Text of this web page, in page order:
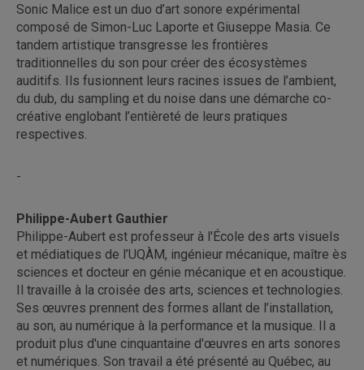
Sonic Malice est un duo d’art sonore expérimental
composé de Simon-Luc Laporte et Giuseppe Masia. Ce
tandem artistique transgresse les frontières
traditionnelles du son pour créer des écosystèmes
auditifs. Ils fusionnent leurs racines issues de l’ambient,
du dub, du sampling et du noise dans une démarche co-
créative englobant l’entièreté de leurs pratiques
respectives.
-
Philippe-Aubert Gauthier
Philippe-Aubert est professeur à l'École des arts visuels
et médiatiques de l’UQÀM, ingénieur mécanique, maître ès
sciences et docteur en génie mécanique et en acoustique.
Il travaille à la croisée des arts, sciences et technologies.
Ses œuvres prennent des formes allant de l’installation,
au son, au numérique à la performance et la musique. Il a
produit plus d'une cinquantaine d'œuvres en arts sonores
et numériques. Son travail a été présenté au Québec, au